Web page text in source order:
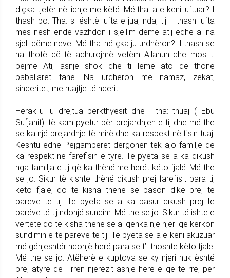
diçka tjetër në lidhje me këtë. Më tha: a e keni luftuar? I
thash po. Tha: si është lufta e juaj ndaj tij. I thash lufta
mes nesh ende vazhdon i sjellim dëme atij edhe ai na
sjell dëme neve. Më tha: në çka ju urdhëron?. I thash se
na thotë që të adhurojmë vetëm Allahun dhe mos ti
bëjmë Atij asnjë shok dhe ti lëmë ato që thonë
baballarët tanë. Na urdhëron me namaz, zekat,
sinqeritet, me ruajtje të nderit.
Herakliu iu drejtua përkthyesit dhe i tha: thuaj ( Ebu
Sufjanit): të kam pyetur për prejardhjen e tij dhe më the
se ka një prejardhje të mirë dhe ka respekt në fisin tuaj.
Kështu edhe Pejgamberët dërgohen tek ajo familje që
ka respekt në farefisin e tyre. Të pyeta se a ka dikush
nga familja e tij që ka thënë me herët këto fjalë. Më the
se jo. Sikur të kishte thënë dikush prej farefisit para tij
këto fjalë, do të kisha thënë se pason dikë prej të
parëve të tij. Të pyeta se a ka pasur dikush prej të
parëve të tij ndonjë sundim. Më the se jo. Sikur të ishte e
vërtetë do të kisha thënë se ai qenka një njeri që kërkon
sundimin e të parëve të tij. Të pyeta se a e keni akuzuar
më gënjeshtër ndonjë herë para se t’i thoshte këto fjalë.
Më the se jo. Atëherë e kuptova se ky njeri nuk është
prej atyre që i rren njerëzit asnjë herë e që të rrej për